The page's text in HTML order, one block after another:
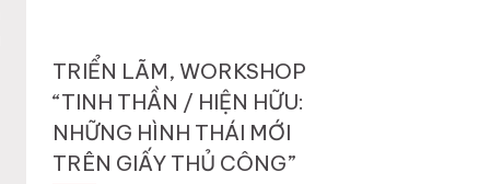
TRIỂN LÃM, WORKSHOP
“TINH THẦN / HIỆN HỮU:
NHỮNG HÌNH THÁI MỚI
TRÊN GIẤY THỦ CÔNG”